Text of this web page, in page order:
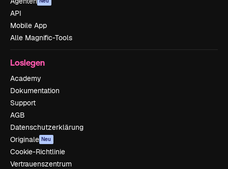
API
Mobile App
Alle Magnific-Tools
Loslegen
Academy
Dokumentation
Support
AGB
Datenschutzerklärung
Originale Neu
Cookie-Richtlinie
Vertrauenszentrum